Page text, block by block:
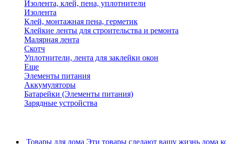
Изолента, клей, пена, уплотнители
Изолента
Клей, монтажная пена, герметик
Клейкие ленты для строительства и ремонта
Малярная лента
Скотч
Уплотнители, лента для заклейки окон
Еще
Элементы питания
Аккумуляторы
Батарейки (Элементы питания)
Зарядные устройства
Товары для дома Эти товары сделают вашу жизнь дома